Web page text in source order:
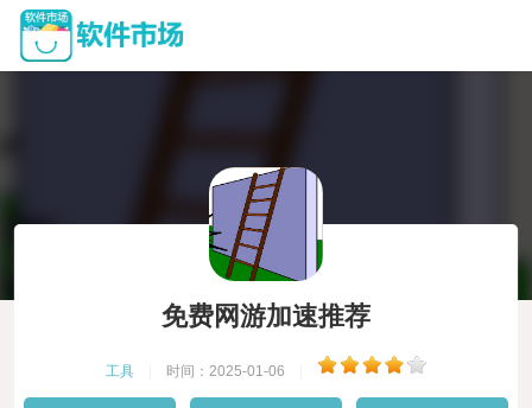
免费网游加速推荐
工具 时间：2025-01-06